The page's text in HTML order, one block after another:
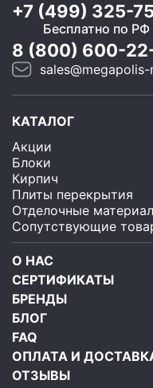
+7 (499) 325-
Бесплатно по РФ
8 (800) 600-
КАТАЛОГ
Акции
Блоки
Кирпич
Плиты перекрытия
Отделочные
Сопутствующие
О НАС
СЕРТИФИКАТЫ
БРЕНДЫ
БЛОГ
FAQ
ОПЛАТА И
ОТЗЫВЫ